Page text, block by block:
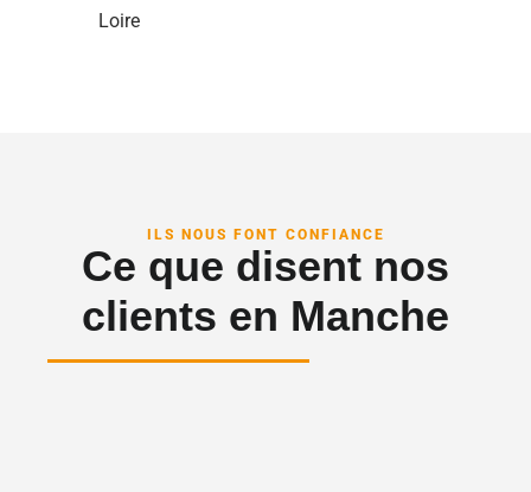
Loire
ILS NOUS FONT CONFIANCE
Ce que disent nos
clients en Manche